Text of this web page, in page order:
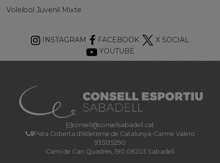
Voleibol Juvenil Mixte
INSTAGRAM FACEBOOK
X SOCIAL
YOUTUBE
consell@consellsabadell.cat
Pista Coberta d'Atletisme de Catalunya-Carme Valero
935135290
Camí de Can Quadres, 190 08203 Sabadell